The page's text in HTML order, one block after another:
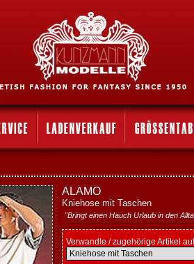
ALAMO
Kniehose mit Taschen
"Bringt einen Hauch Urlaub in den
Verwandte / zugehörige Artikel